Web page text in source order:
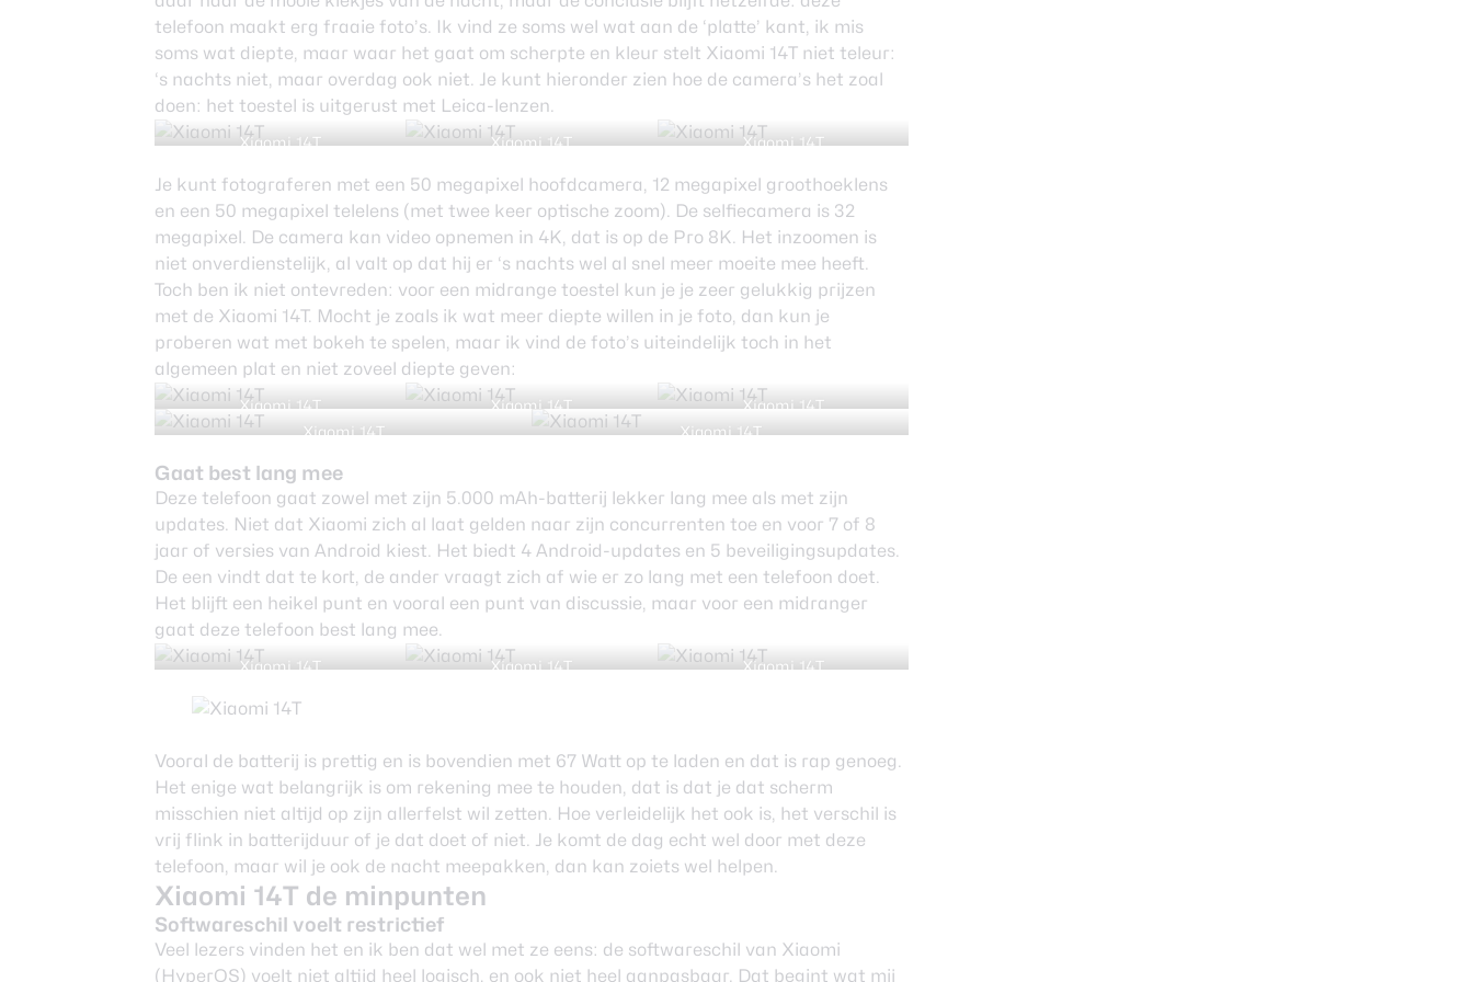
telefoon maakt erg fraaie foto’s. Ik vind ze soms wel wat aan de ‘platte’ kant, ik mis
soms wat diepte, maar waar het gaat om scherpte en kleur stelt Xiaomi 14T niet teleur:
‘s nachts niet, maar overdag ook niet. Je kunt hieronder zien hoe de camera’s het zoal
doen: het toestel is uitgerust met Leica-lenzen.
Xiaomi 14T Xiaomi 14T Xiaomi 14T
Je kunt fotograferen met een 50 megapixel hoofdcamera, 12 megapixel groothoeklens
en een 50 megapixel telelens (met twee keer optische zoom). De selfiecamera is 32
megapixel. De camera kan video opnemen in 4K, dat is op de Pro 8K. Het inzoomen is
niet onverdienstelijk, al valt op dat hij er ‘s nachts wel al snel meer moeite mee heeft.
Toch ben ik niet ontevreden: voor een midrange toestel kun je je zeer gelukkig prijzen
met de Xiaomi 14T. Mocht je zoals ik wat meer diepte willen in je foto, dan kun je
proberen wat met bokeh te spelen, maar ik vind de foto’s uiteindelijk toch in het
algemeen plat en niet zoveel diepte geven:
Xiaomi 14T Xiaomi 14T
Xiaomi 14T
Xiaomi 14T
Xiaomi 14T
Gaat best lang mee
Deze telefoon gaat zowel met zijn 5.000 mAh-batterij lekker lang mee als met zijn
updates. Niet dat Xiaomi zich al laat gelden naar zijn concurrenten toe en voor 7 of 8
jaar of versies van Android kiest. Het biedt 4 Android-updates en 5 beveiligingsupdates.
De een vindt dat te kort, de ander vraagt zich af wie er zo lang met een telefoon doet.
Het blijft een heikel punt en vooral een punt van discussie, maar voor een midranger
gaat deze telefoon best lang mee.
Xiaomi 14T Xiaomi 14T Xiaomi 14T
Vooral de batterij is prettig en is bovendien met 67 Watt op te laden en dat is rap genoeg.
Het enige wat belangrijk is om rekening mee te houden, dat is dat je dat scherm
misschien niet altijd op zijn allerfelst wil zetten. Hoe verleidelijk het ook is, het verschil is
vrij flink in batterijduur of je dat doet of niet. Je komt de dag echt wel door met deze
telefoon, maar wil je ook de nacht meepakken, dan kan zoiets wel helpen.
Xiaomi 14T de minpunten
Softwareschil voelt restrictief
Veel lezers vinden het en ik ben dat wel met ze eens: de softwareschil van Xiaomi
(HyperOS) voelt niet altijd heel logisch, en ook niet heel aanpasbaar. Dat begint wat mij